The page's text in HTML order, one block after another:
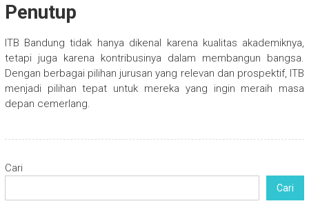
Penutup
ITB Bandung tidak hanya dikenal karena kualitas akademiknya,
tetapi juga karena kontribusinya dalam membangun bangsa.
Dengan berbagai pilihan jurusan yang relevan dan prospektif, ITB
menjadi pilihan tepat untuk mereka yang ingin meraih masa
depan cemerlang.
Cari
Cari